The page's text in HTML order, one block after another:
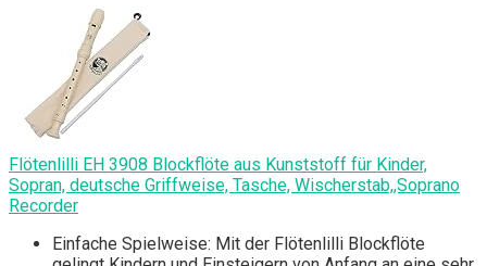
Flötenlilli EH 3908 Blockflöte aus Kunststoff für Kinder,
Sopran, deutsche Griffweise, Tasche, Wischerstab,,Soprano
Recorder
Einfache Spielweise: Mit der Flötenlilli Blockflöte